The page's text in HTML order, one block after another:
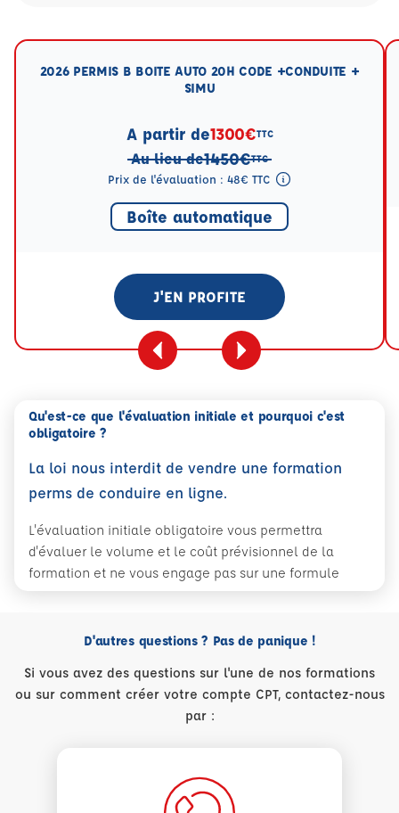
2026 PERMIS B BOITE AUTO 20H CODE +CONDUITE +
SIMU
A partir de1300€TTC
Au lieu de1450€TTC
Prix de l'évaluation : 48€ TTC
Boîte automatique
J'EN PROFITE
Qu'est-ce que l'évaluation initiale et pourquoi c'est
obligatoire ?
La loi nous interdit de vendre une formation
perms de conduire en ligne.
L'évaluation initiale obligatoire vous permettra
d'évaluer le volume et le coût prévisionnel de la
formation et ne vous engage pas sur une formule
D'autres questions ? Pas de panique !
Si vous avez des questions sur l'une de nos formations
ou sur comment créer votre compte CPT, contactez-nous
par :